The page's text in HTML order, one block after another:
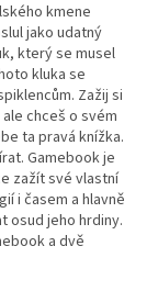
kmene
jako udatný
který se musel
kluka se
Zažij si
chceš o svém
ta pravá knížka.
Gamebook je
zažít své vlastní
i časem a hlavně
osud jeho hrdiny.
a dvě